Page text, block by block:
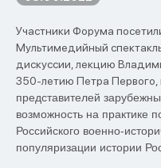
Участники Форума
Мультимедийный
дискуссии, лекцию
350-летию Петра Первого,
представителей
возможность на практике
Российского военно-
популяризации истории